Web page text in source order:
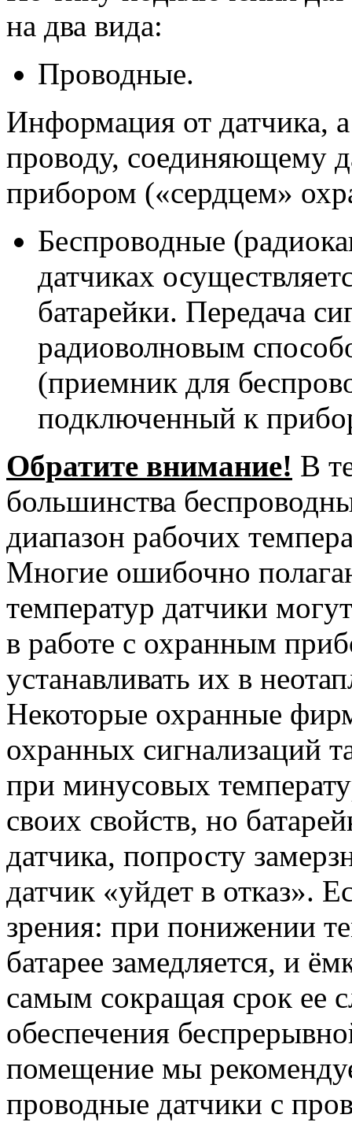
на два вида:
Проводные.
Информация от датчика,
проводу, соединяющему
прибором («сердцем»
Беспроводные
датчиках
батарейки. Передача
радиоволновым
(приемник для
подключенный к
Обратите внимание! В
большинства
диапазон рабочих
Многие ошибочно
температур датчики
в работе с охранным
устанавливать их в
Некоторые охранные
охранных сигнализаций
при минусовых
своих свойств, но
датчика, попросту
датчик «уйдет в отказ».
зрения: при понижении
батарее замедляется, и
самым сокращая срок ее
обеспечения
помещение мы
проводные датчики с